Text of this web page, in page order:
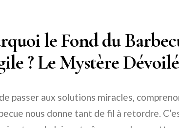
le Fond du
? Le Mystère
passer aux solutions miracles,
nous donne tant de fil à retordre.